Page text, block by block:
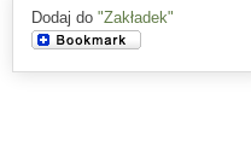
Dodaj do "Zakładek"